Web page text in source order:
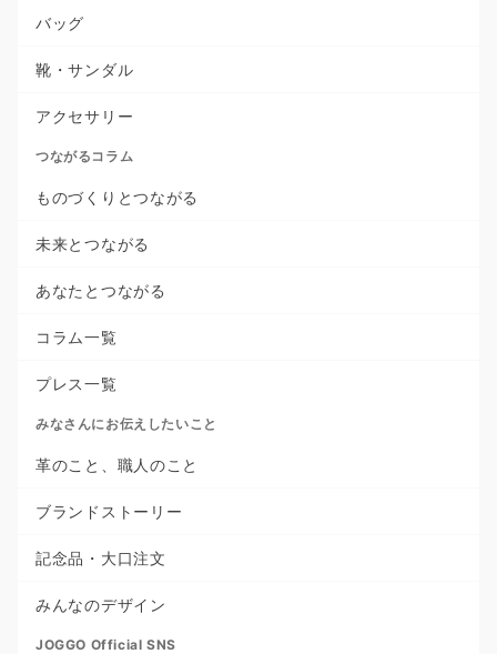
バッグ
靴・サンダル
アクセサリー
つながるコラム
ものづくりとつながる
未来とつながる
あなたとつながる
コラム一覧
プレス一覧
みなさんにお伝えしたいこと
革のこと、職人のこと
ブランドストーリー
記念品・大口注文
みんなのデザイン
JOGGO Official SNS